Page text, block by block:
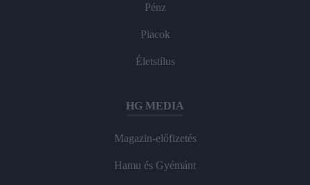
Pénz
Piacok
Életstílus
HG MEDIA
Magazin-előfizetés
Hamu és Gyémánt